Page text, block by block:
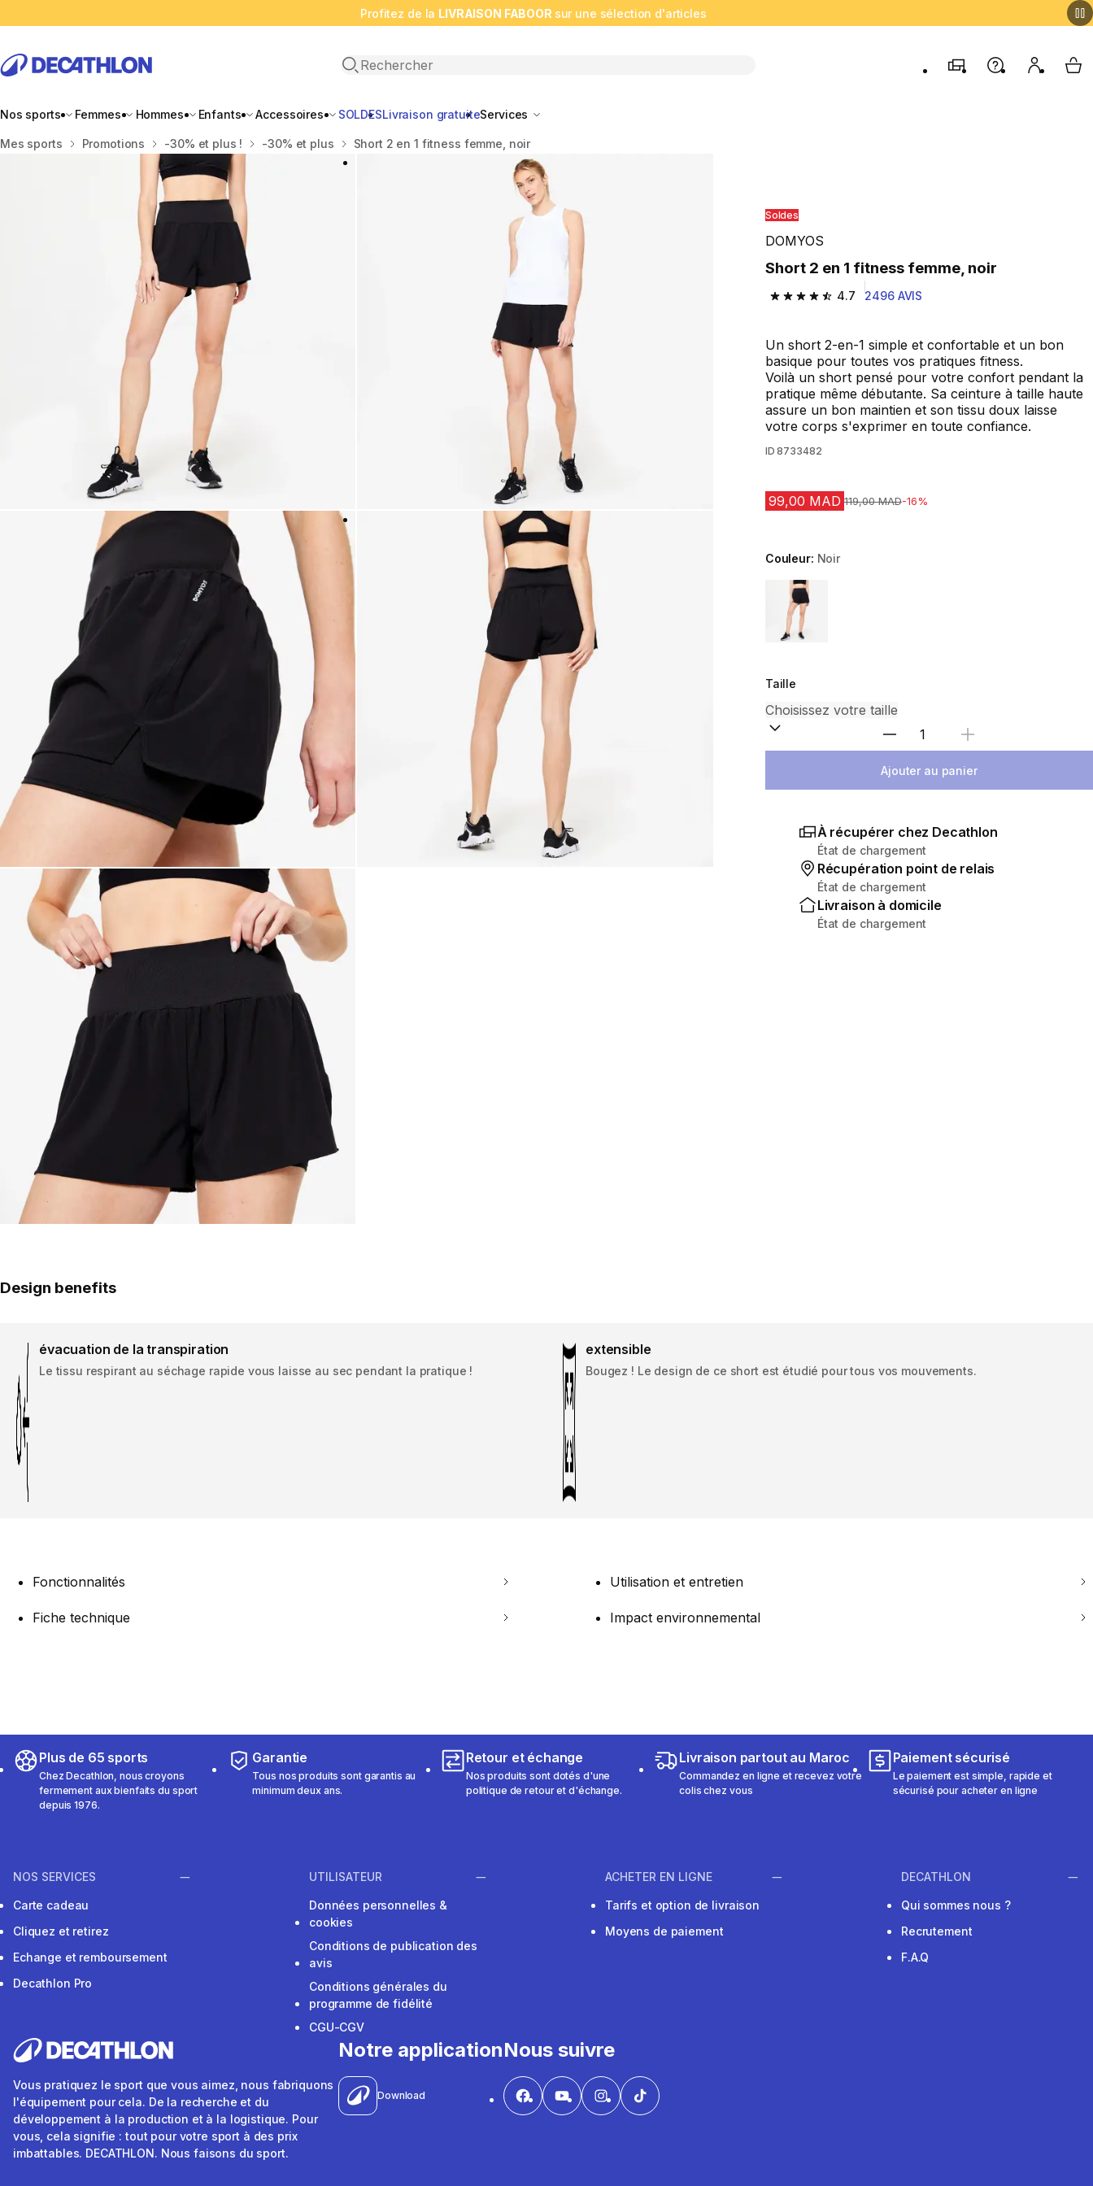
Profitez de la LIVRAISON FABOOR sur une sélection d'articles
Open search
MagasinsAide Mon My
Nos sports Femmes Hommes Enfants Accessoires SOLDESLivraison gratuiteServices
Accueil
Mes sports Promotions -30% et plus ! -30% et plus Short 2 en 1 fitness femme, noir
Soldes
DOMYOS
Short 2 en 1 fitness femme, noir
4.7
4.7 out of 5 stars from 2496 reviews
2496 AVIS
Un short 2-en-1 simple et confortable et un bon
basique pour toutes vos pratiques fitness.
Voilà un short pensé pour votre confort pendant la
pratique même débutante. Sa ceinture à taille haute
assure un bon maintien et son tissu doux laisse
votre corps s'exprimer en toute confiance.
ID 8733482
99,00 MAD Prix avant la réduction
119,00 MAD-16%
Couleur: Noir
Choose a variant
Taille
Sélectionnez la quantité
Ajouter au panier
À récupérer chez Decathlon
État de chargement
Récupération point de relais
État de chargement
Livraison à domicile
État de chargement
Design benefits
évacuation de la transpiration
Le tissu respirant au séchage rapide vous laisse au sec pendant la pratique !
extensible
Bougez ! Le design de ce short est étudié pour tous vos mouvements.
Fonctionnalités Utilisation et entretien
Fiche technique Impact environnemental
Plus de 65 sports
Chez Decathlon, nous croyons
fermement aux bienfaits du sport
depuis 1976.
Garantie
Tous nos produits sont garantis au
minimum deux ans.
Retour et échange
Nos produits sont dotés d'une
politique de retour et d'échange.
Livraison partout au Maroc
Commandez en ligne et recevez votre
colis chez vous
Paiement sécurisé
Le paiement est simple, rapide et
sécurisé pour acheter en ligne
NOS SERVICES
Carte cadeau
Cliquez et retirez
Echange et remboursement
Decathlon Pro
UTILISATEUR
Données personnelles &
cookies
Conditions de publication des
avis
Conditions générales du
programme de fidélité
CGU-CGV
ACHETER EN LIGNE
Tarifs et option de livraison
Moyens de paiement
DECATHLON
Qui sommes nous ?
Recrutement
F.A.Q
Vous pratiquez le sport que vous aimez, nous fabriquons
l'équipement pour cela. De la recherche et du
développement à la production et à la logistique. Pour
vous, cela signifie : tout pour votre sport à des prix
imbattables. DECATHLON. Nous faisons du sport.
Notre application
Download
Nous suivre